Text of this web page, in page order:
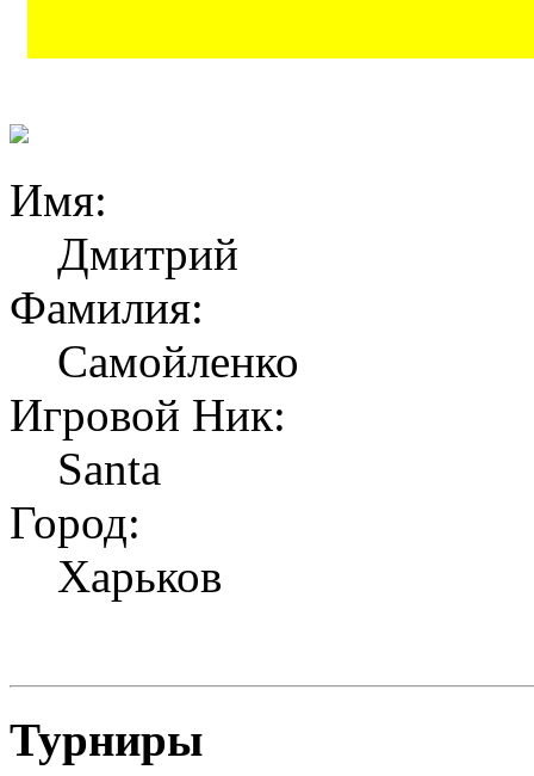
Имя:
Дмитрий
Фамилия:
Самойленко
Игровой Ник:
Santa
Город:
Харьков
Турниры